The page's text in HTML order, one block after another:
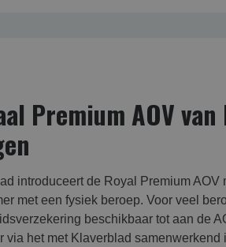
Premium AOV
introduceert de Royal Premium AOV
met een fysiek beroep. Voor veel
beschikbaar tot aan de
via het met Klaverblad samenwerkend